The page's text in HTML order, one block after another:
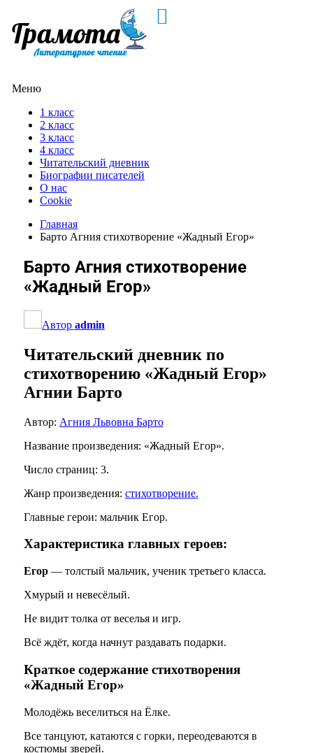
Меню
1 класс
2 класс
3 класс
4 класс
Читательский дневник
Биографии писателей
О нас
Cookie
Главная
Барто Агния стихотворение «Жадный Егор»
Барто Агния стихотворение
«Жадный Егор»
Автор admin
Читательский дневник по
стихотворению «Жадный Егор»
Агнии Барто
Автор: Агния Львовна Барто
Название произведения: «Жадный Егор».
Число страниц: 3.
Жанр произведения: стихотворение.
Главные герои: мальчик Егор.
Характеристика главных героев:
Егор— толстый мальчик, ученик третьего класса.
Хмурый и невесёлый.
Не видит толка от веселья и игр.
Всё ждёт, когда начнут раздавать подарки.
Краткое содержание стихотворения
«Жадный Егор»
Молодёжь веселиться на Ёлке.
Все танцуют, катаются с горки, переодеваются в
костюмы зверей.